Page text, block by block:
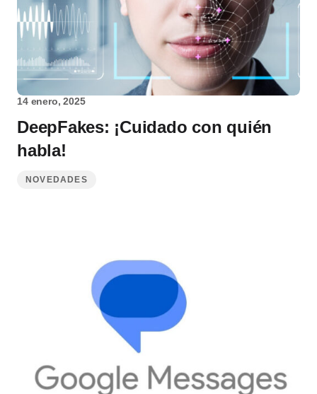
14 enero, 2025
DeepFakes: ¡Cuidado con quién
habla!
NOVEDADES